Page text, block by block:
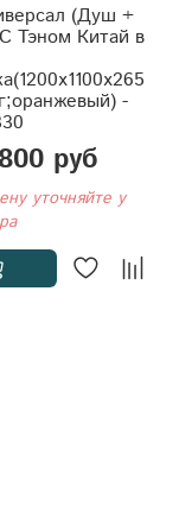
(Душ +
Тэном Китай в
-
руб
уточняйте у